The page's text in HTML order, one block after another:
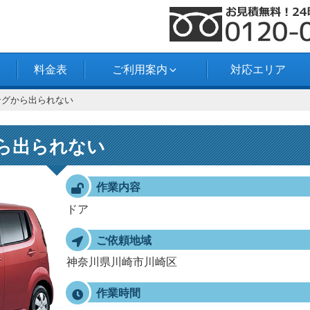
料金表 ご利用案内 対応エリア
から出られない
出られない
作業内容
ドア
ご依頼地域
神奈川県川崎市川崎区
作業時間